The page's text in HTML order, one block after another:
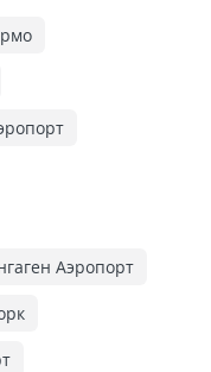
Аэропорт